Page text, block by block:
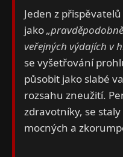
Jeden z
jako
veřejných výdajích v
se vyšetřování
působit jako slabé
rozsahu zneužití.
zdravotníky, se
mocných a